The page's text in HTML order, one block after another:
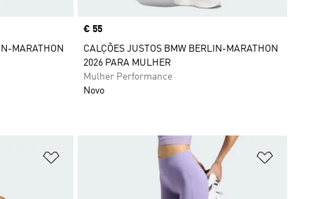
MARATHON
Price
€ 55
CALÇÕES JUSTOS BMW BERLIN-MARATHON
2026 PARA MULHER
Mulher Performance
Novo
Adicionar à Lista de Desejos